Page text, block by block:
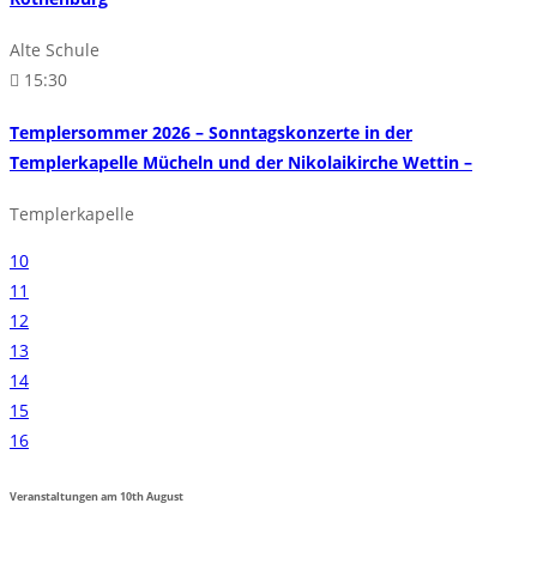
Alte Schule
15:30
Templersommer 2026 – Sonntagskonzerte in der
Templerkapelle Mücheln und der Nikolaikirche Wettin –
Templerkapelle
10
11
12
13
14
15
16
Veranstaltungen am10thAugust